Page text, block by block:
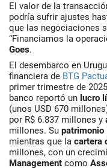
El valor de la
podría sufrir ajustes
que las negociaciones
“Financiamos la
Goes.
El desembarco en
financiera de BTG
primer trimestre de
banco reportó un lucro
(unos USD 670
por R$ 6.837 millones y
millones. Su patrimonio
mientras que la cartera
millones, con un
Management como